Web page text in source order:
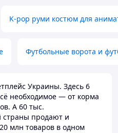
K-pop руми костюм для
Футбольные ворота и
Украины. Здесь 6
необходимое — от корма
А 60 тыс.
страны продают и
млн товаров в одном